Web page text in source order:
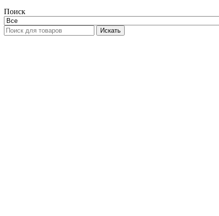
Поиск
Искать